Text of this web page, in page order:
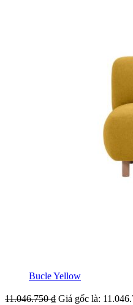
Bucle Yellow
11.046.750₫ Giá gốc là: